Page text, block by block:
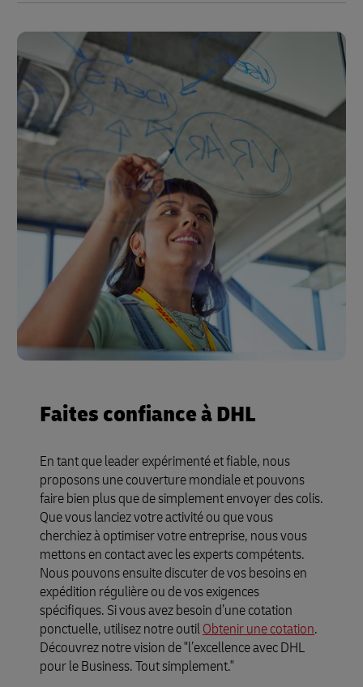
Faites confiance à DHL
En tant que leader expérimenté et fiable, nous
proposons une couverture mondiale et pouvons
faire bien plus que de simplement envoyer des colis.
Que vous lanciez votre activité ou que vous
cherchiez à optimiser votre entreprise, nous vous
mettons en contact avec les experts compétents.
Nous pouvons ensuite discuter de vos besoins en
expédition régulière ou de vos exigences
spécifiques. Si vous avez besoin d’une cotation
ponctuelle, utilisez notre outilObtenir une cotation.
Découvrez notre vision de "l’excellence avec DHL
pour le Business. Tout simplement."